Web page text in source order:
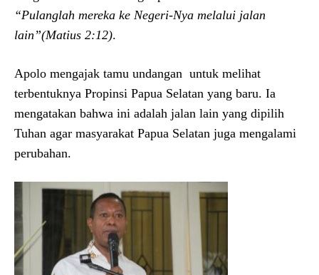
“Pulanglah mereka ke Negeri-Nya melalui jalan
lain”(Matius 2:12).
Apolo mengajak tamu undangan untuk melihat
terbentuknya Propinsi Papua Selatan yang baru. Ia
mengatakan bahwa ini adalah jalan lain yang dipilih
Tuhan agar masyarakat Papua Selatan juga mengalami
perubahan.